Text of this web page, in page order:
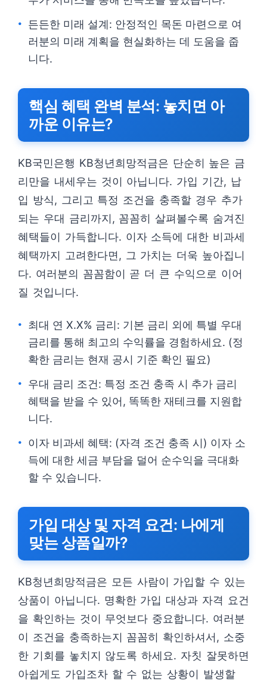
든든한 미래 설계: 안정적인 목돈 마련으로 여
러분의 미래 계획을 현실화하는 데 도움을 줍
니다.
핵심 혜택 완벽 분석: 놓치면 아
까운 이유는?
KB국민은행 KB청년희망적금은 단순히 높은 금
리만을 내세우는 것이 아닙니다. 가입 기간, 납
입 방식, 그리고 특정 조건을 충족할 경우 추가
되는 우대 금리까지, 꼼꼼히 살펴볼수록 숨겨진
혜택들이 가득합니다. 이자 소득에 대한 비과세
혜택까지 고려한다면, 그 가치는 더욱 높아집니
다. 여러분의 꼼꼼함이 곧 더 큰 수익으로 이어
질 것입니다.
최대 연 X.X% 금리: 기본 금리 외에 특별 우대
금리를 통해 최고의 수익률을 경험하세요. (정
확한 금리는 현재 공시 기준 확인 필요)
우대 금리 조건: 특정 조건 충족 시 추가 금리
혜택을 받을 수 있어, 똑똑한 재테크를 지원합
니다.
이자 비과세 혜택: (자격 조건 충족 시) 이자 소
득에 대한 세금 부담을 덜어 순수익을 극대화
할 수 있습니다.
가입 대상 및 자격 요건: 나에게
맞는 상품일까?
KB청년희망적금은 모든 사람이 가입할 수 있는
상품이 아닙니다. 명확한 가입 대상과 자격 요건
을 확인하는 것이 무엇보다 중요합니다. 여러분
이 조건을 충족하는지 꼼꼼히 확인하셔서, 소중
한 기회를 놓치지 않도록 하세요. 자칫 잘못하면
아쉽게도 가입조차 할 수 없는 상황이 발생할